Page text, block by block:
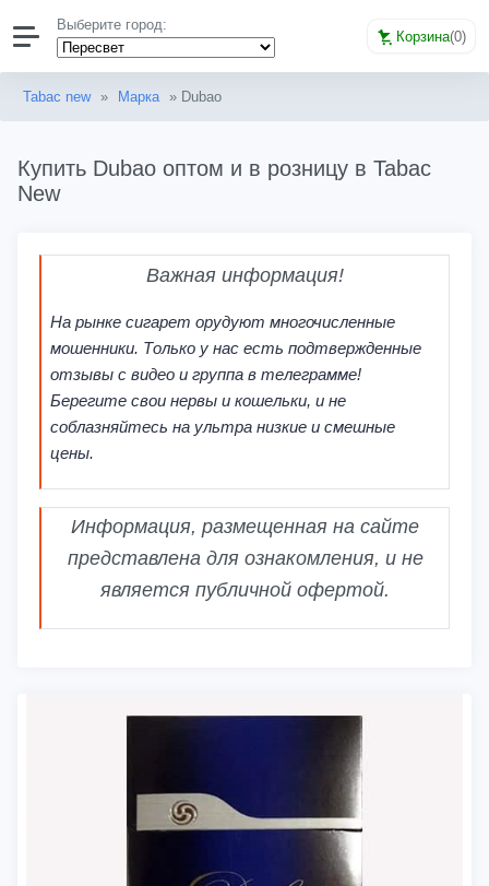
Выберите город:
Корзина(0)
Tabac new » Марка » Dubao
Купить Dubao оптом и в розницу в Tabac
New
Важная информация!
На рынке сигарет орудуют многочисленные
мошенники. Только у нас есть подтвержденные
отзывы с видео и группа в телеграмме!
Берегите свои нервы и кошельки, и не
соблазняйтесь на ультра низкие и смешные
цены.
Информация, размещенная на сайте
представлена для ознакомления, и не
является публичной офертой.